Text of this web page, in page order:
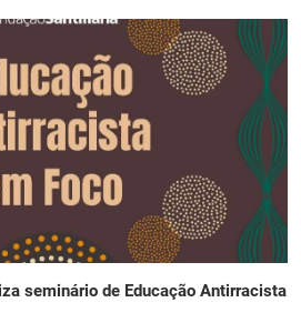
seminário de Educação Antirracista